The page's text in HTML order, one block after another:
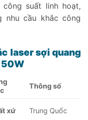
suất linh hoạt,
nhu cầu khắc công
laser sợi quang
50W
Thông số
xứ Trung Quốc